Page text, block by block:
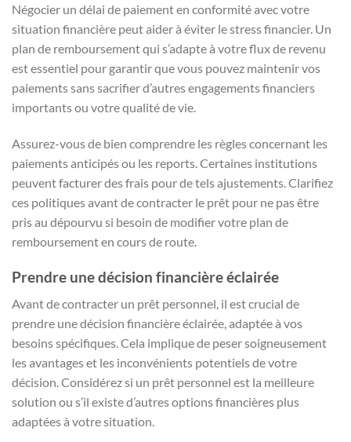
Négocier un délai de paiement en conformité avec votre
situation financière peut aider à éviter le stress financier. Un
plan de remboursement qui s’adapte à votre flux de revenu
est essentiel pour garantir que vous pouvez maintenir vos
paiements sans sacrifier d’autres engagements financiers
importants ou votre qualité de vie.
Assurez-vous de bien comprendre les règles concernant les
paiements anticipés ou les reports. Certaines institutions
peuvent facturer des frais pour de tels ajustements. Clarifiez
ces politiques avant de contracter le prêt pour ne pas être
pris au dépourvu si besoin de modifier votre plan de
remboursement en cours de route.
Prendre une décision financière éclairée
Avant de contracter un prêt personnel, il est crucial de
prendre une décision financière éclairée, adaptée à vos
besoins spécifiques. Cela implique de peser soigneusement
les avantages et les inconvénients potentiels de votre
décision. Considérez si un prêt personnel est la meilleure
solution ou s’il existe d’autres options financières plus
adaptées à votre situation.